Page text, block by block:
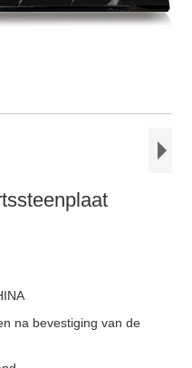
na bevestiging van de